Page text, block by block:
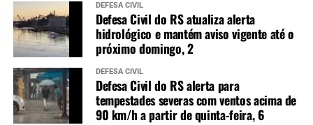
DEFESA CIVIL
Defesa Civil do RS atualiza alerta
hidrológico e mantém aviso vigente até o
próximo domingo, 2
DEFESA CIVIL
Defesa Civil do RS alerta para
tempestades severas com ventos acima de
90 km/h a partir de quinta-feira, 6